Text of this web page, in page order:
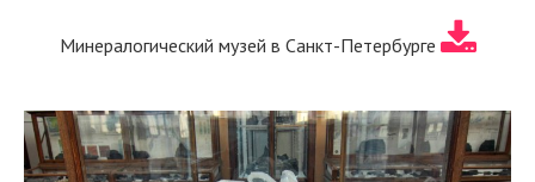
Минералогический музей в Санкт-Петербурге